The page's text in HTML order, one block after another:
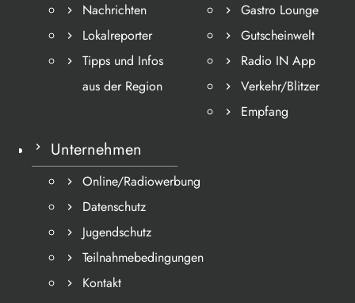
Nachrichten
Lokalreporter
Tipps und Infos
aus der Region
Gastro Lounge
Gutscheinwelt
Radio IN App
Verkehr/Blitzer
Empfang
Unternehmen
Online/Radiowerbung
Datenschutz
Jugendschutz
Teilnahmebedingungen
Kontakt